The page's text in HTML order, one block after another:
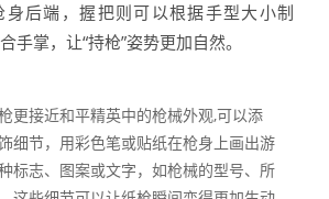
身后端，握把则可以根据手型大小制
手掌，让“持枪”姿势更加自然。
更接近和平精英中的枪械外观,可以添
细节，用彩色笔或贴纸在枪身上画出游
标志、图案或文字，如枪械的型号、所